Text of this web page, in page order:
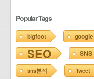
Popular Tags
bigfoot google
SEO SNS
sns분석 Tweet